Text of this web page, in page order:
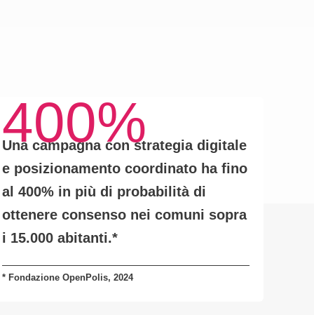
400%
Una campagna constrategia digitale
e posizionamento coordinatoha fino
al 400% in più di probabilitàdi
ottenere consenso nei comuni sopra
i 15.000 abitanti.*
* Fondazione OpenPolis, 2024